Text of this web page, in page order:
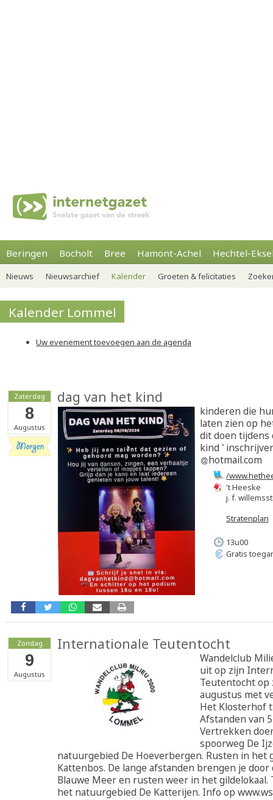
Beringen Bocholt Bree Hamont-Achel Hechtel-
Nieuws Nieuwsarchief Kalender Groeten & felicitaties
Kalender Lommel
Uw evenement toevoegen aan de agenda
Zaterdag
8
Augustus
dag van het kind
kinderen die
laten zien op
dit doen tijdens
kind '
hotmail.com
/
't Heeske
j. f.
Stratenplan
13u00
Gratis
Zondag
9
Augustus
Internationale Teutentocht
Wandelclub
uit op zijn
Teutentocht op
augustus met
Het Klosterhof
Afstanden van
Vertrekken
spoorweg De
natuurgebied De Hoeverbergen. Rusten in het
Kattenbos. De lange afstanden brengen je
Blauwe Meer en rusten weer in het gildelokaal.
het natuurgebied De Katterijen. Info op